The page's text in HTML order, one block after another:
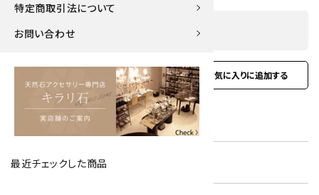
特定商取引法について
お問い合わせ
最近チェックした商品
お問い合わせ favorite
stalas-01
在庫状況: 在庫 0 売切れ中